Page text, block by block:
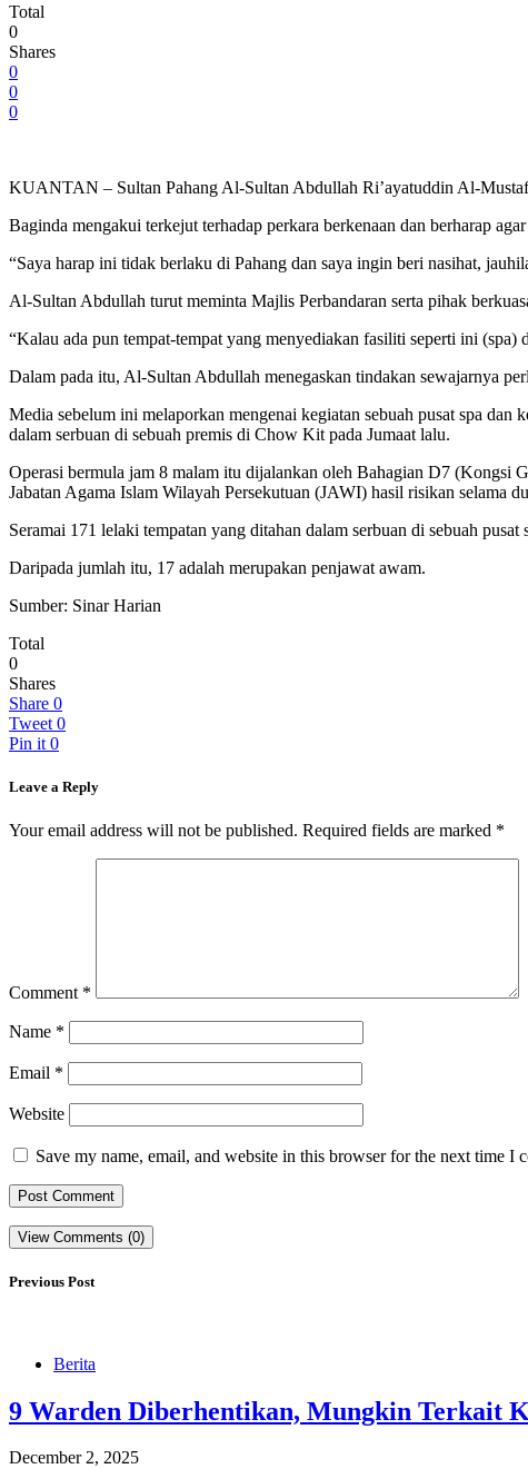
Total
0
Shares
0
0
0
KUANTAN – Sultan Pahang Al-Sultan Abdullah Ri’ayatuddin Al-
Baginda mengakui terkejut terhadap perkara berkenaan dan berharap
“Saya harap ini tidak berlaku di Pahang dan saya ingin beri nasihat,
Al-Sultan Abdullah turut meminta Majlis Perbandaran serta pihak
“Kalau ada pun tempat-tempat yang menyediakan fasiliti seperti ini
Dalam pada itu, Al-Sultan Abdullah menegaskan tindakan sewajarnya
Media sebelum ini melaporkan mengenai kegiatan sebuah pusat spa
dalam serbuan di sebuah premis di Chow Kit pada Jumaat lalu.
Operasi bermula jam 8 malam itu dijalankan oleh Bahagian D7
Jabatan Agama Islam Wilayah Persekutuan (JAWI) hasil risikan selama
Seramai 171 lelaki tempatan yang ditahan dalam serbuan di sebuah
Daripada jumlah itu, 17 adalah merupakan penjawat awam.
Sumber: Sinar Harian
Total
0
Shares
Share 0
Tweet 0
Pin it 0
Leave a Reply
Your email address will not be published. Required fields are marked *
Comment *
Name *
Email *
Website
Save my name, email, and website in this browser for the next time I
View Comments (0)
Previous Post
Berita
9 Warden Diberhentikan, Mungkin Terkait
December 2, 2025